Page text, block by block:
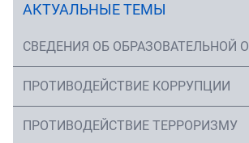
АКТУАЛЬНЫЕ ТЕМЫ
СВЕДЕНИЯ ОБ ОБРАЗОВАТЕЛЬНОЙ
ПРОТИВОДЕЙСТВИЕ КОРРУПЦИИ
ПРОТИВОДЕЙСТВИЕ ТЕРРОРИЗМУ